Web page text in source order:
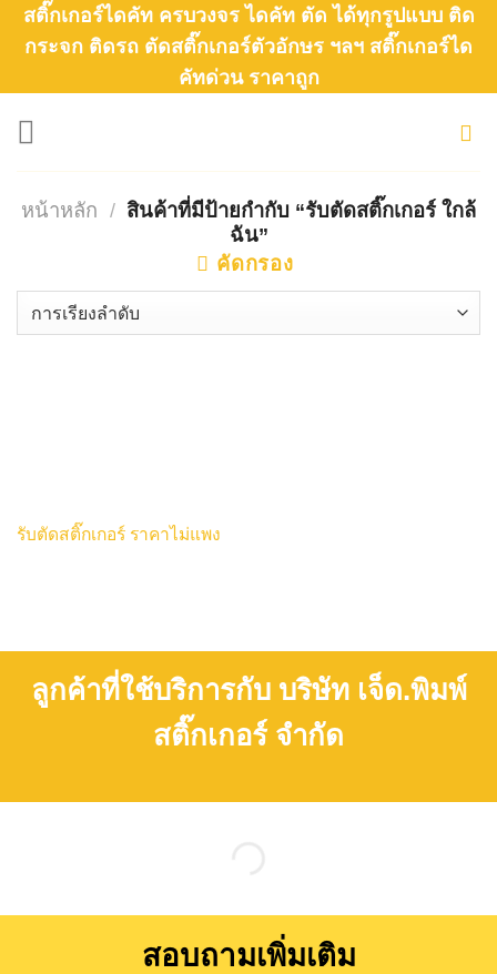
Skipสติ๊กเกอร์ไดคัท ครบวงจร ไดคัท ตัด ได้ทุกรูปแบบ ติด
กระจก ติดรถ ตัดสติ๊กเกอร์ตัวอักษร ฯลฯ สติ๊กเกอร์ได
คัทด่วน ราคาถูก
หน้าหลัก / สินค้าที่มีป้ายกำกับ “รับตัดสติ๊กเกอร์ ใกล้
ฉัน”
คัดกรอง
รับตัดสติ๊กเกอร์ ราคาไม่แพง
ลูกค้าที่ใช้บริการกับ บริษัท เจ็ด.พิมพ์
สติ๊กเกอร์ จำกัด
สอบถามเพิ่มเติม